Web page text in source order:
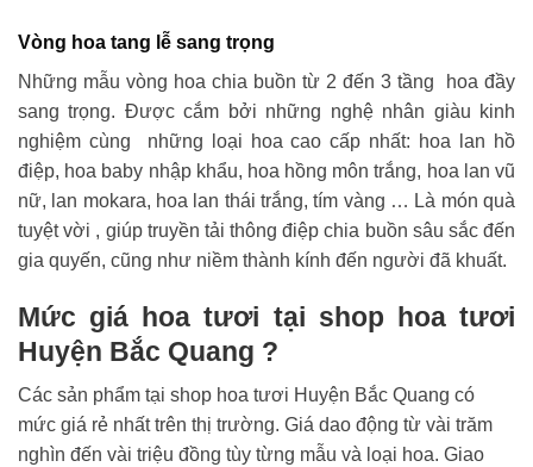
Vòng hoa tang lễ sang trọng
Những mẫu vòng hoa chia buồn từ 2 đến 3 tầng hoa đầy
sang trọng. Được cắm bởi những nghệ nhân giàu kinh
nghiệm cùng những loại hoa cao cấp nhất: hoa lan hồ
điệp, hoa baby nhập khẩu, hoa hồng môn trắng, hoa lan vũ
nữ, lan mokara, hoa lan thái trắng, tím vàng … Là món quà
tuyệt vời , giúp truyền tải thông điệp chia buồn sâu sắc đến
gia quyến, cũng như niềm thành kính đến người đã khuất.
Mức giá hoa tươi tại shop hoa tươi
Huyện Bắc Quang ?
Các sản phẩm tại shop hoa tươi Huyện Bắc Quang có
mức giá rẻ nhất trên thị trường. Giá dao động từ vài trăm
nghìn đến vài triệu đồng tùy từng mẫu và loại hoa. Giao